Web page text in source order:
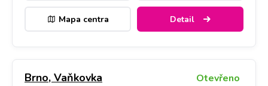
Mapa centra Detail
Brno, Vaňkovka Otevřeno